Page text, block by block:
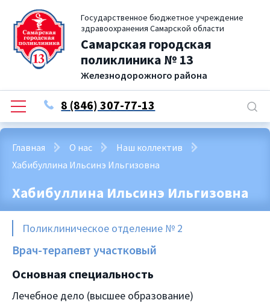
Государственное бюджетное учреждение
здравоохранения Самарской области
Самарская городская
поликлиника № 13
Железнодорожного района
8 (846) 307-77-13
Главная О нас
Наш коллектив
Хабибуллина Ильсинэ Ильгизовна
Хабибуллина Ильсинэ Ильгизовна
Поликлиническое отделение № 2
Врач-терапевт участковый
Основная специальность
Лечебное дело (высшее образование)